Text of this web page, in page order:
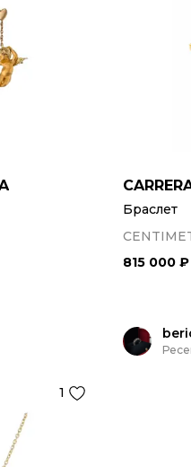
Браслет
815 000 ₽
1